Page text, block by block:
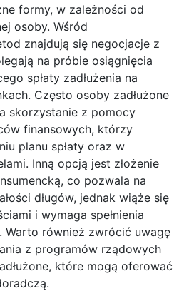
formy, w zależności od
osoby. Wśród
znajdują się negocjacje z
na próbie osiągnięcia
spłaty zadłużenia na
Często osoby zadłużone
skorzystanie z pomocy
finansowych, którzy
planu spłaty oraz w
Inną opcją jest złożenie
co pozwala na
długów, jednak wiąże się
i wymaga spełnienia
Warto również zwrócić uwagę
z programów rządowych
które mogą oferować